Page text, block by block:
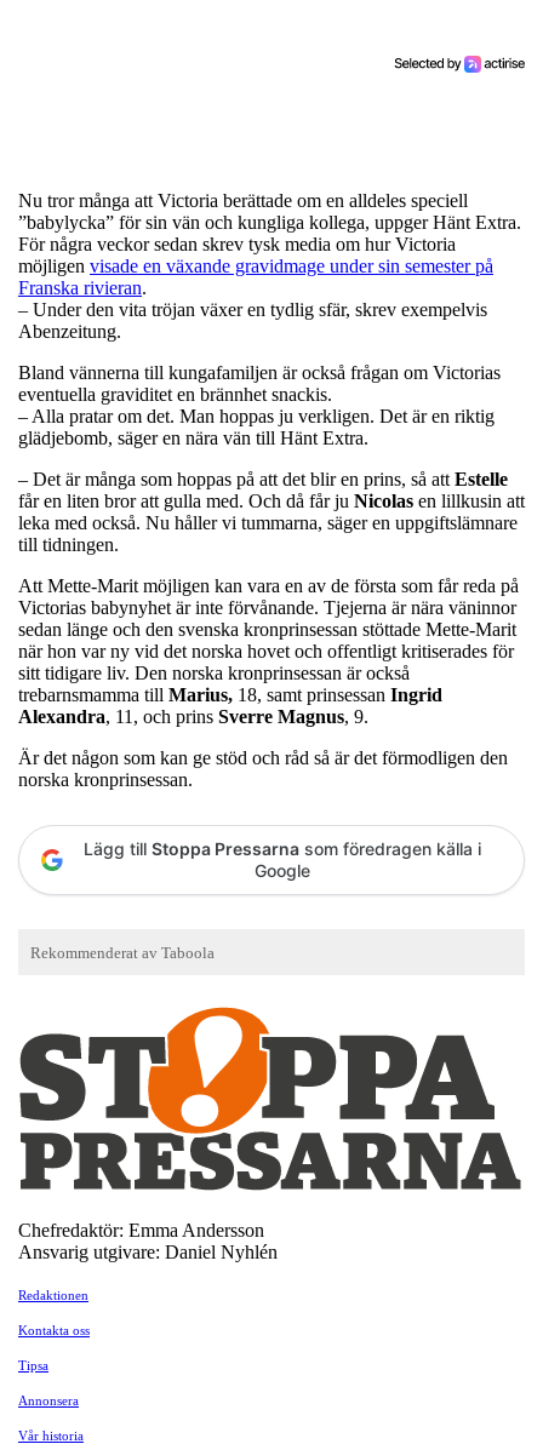
Nu tror många att Victoria berättade om en alldeles speciell
”babylycka” för sin vän och kungliga kollega, uppger Hänt Extra.
För några veckor sedan skrev tysk media om hur Victoria
möjligen visade en växande gravidmage under sin semester på
Franska rivieran.
– Under den vita tröjan växer en tydlig sfär, skrev exempelvis
Abenzeitung.
Bland vännerna till kungafamiljen är också frågan om Victorias
eventuella graviditet en brännhet snackis.
– Alla pratar om det. Man hoppas ju verkligen. Det är en riktig
glädjebomb, säger en nära vän till Hänt Extra.
– Det är många som hoppas på att det blir en prins, så att Estelle
får en liten bror att gulla med. Och då får ju Nicolas en lillkusin att
leka med också. Nu håller vi tummarna, säger en uppgiftslämnare
till tidningen.
Att Mette-Marit möjligen kan vara en av de första som får reda på
Victorias babynyhet är inte förvånande. Tjejerna är nära väninnor
sedan länge och den svenska kronprinsessan stöttade Mette-Marit
när hon var ny vid det norska hovet och offentligt kritiserades för
sitt tidigare liv. Den norska kronprinsessan är också
trebarnsmamma till Marius, 18, samt prinsessan Ingrid
Alexandra, 11, och prins Sverre Magnus, 9.
Är det någon som kan ge stöd och råd så är det förmodligen den
norska kronprinsessan.
Lägg till Stoppa Pressarna som föredragen källa i
Google
Chefredaktör: Emma Andersson
Ansvarig utgivare: Daniel Nyhlén
Redaktionen
Kontakta oss
Tipsa
Annonsera
Vår historia